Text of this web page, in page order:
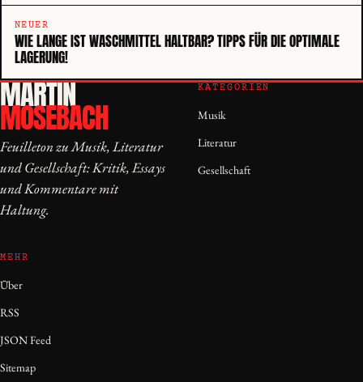
NEUER
WIE LANGE IST WASCHMITTEL HALTBAR? TIPPS FÜR DIE OPTIMALE
LAGERUNG!
MARTIN
MOSEBACH
Feuilleton zu Musik, Literatur
und Gesellschaft: Kritik, Essays
und Kommentare mit
Haltung.
KATEGORIEN
Musik
Literatur
Gesellschaft
MEHR
Über
RSS
JSON Feed
Sitemap